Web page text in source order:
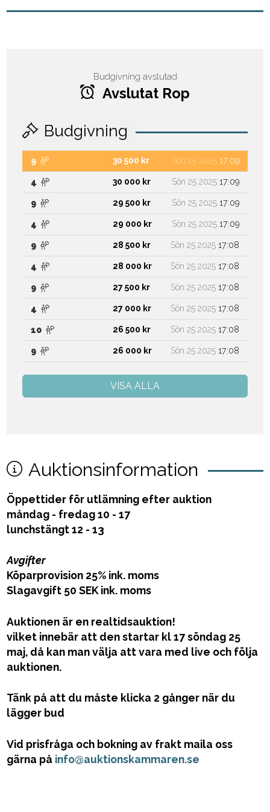
Budgivning avslutad
Avslutat Rop
Budgivning
9 30 500 kr Sön 25 2025 17:09
4 30 000 kr Sön 25 2025 17:09
9 29 500 kr Sön 25 2025 17:09
4 29 000 kr Sön 25 2025 17:09
9 28 500 kr Sön 25 2025 17:08
4 28 000 kr Sön 25 2025 17:08
9 27 500 kr Sön 25 2025 17:08
4 27 000 kr Sön 25 2025 17:08
10 26 500 kr Sön 25 2025 17:08
9 26 000 kr Sön 25 2025 17:08
VISA ALLA
Auktionsinformation
Öppettider för utlämning efter auktion
måndag - fredag 10 - 17
lunchstängt 12 - 13
Avgifter
Köparprovision 25% ink. moms
Slagavgift 50 SEK ink. moms
Auktionen är en realtidsauktion!
vilket innebär att den startar kl 17 söndag 25
maj, då kan man välja att vara med live och följa
auktionen.
Tänk på att du måste klicka 2 gånger när du
lägger bud
Vid prisfråga och bokning av frakt maila oss
gärna på info@auktionskammaren.se